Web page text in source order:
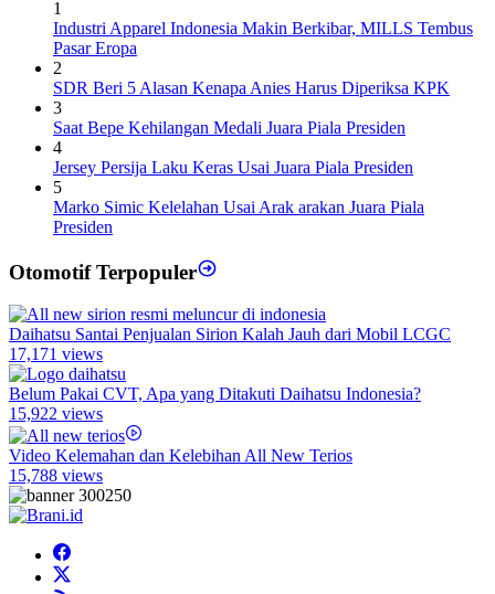
1
Industri Apparel Indonesia Makin Berkibar, MILLS Tembus
Pasar Eropa
2
SDR Beri 5 Alasan Kenapa Anies Harus Diperiksa KPK
3
Saat Bepe Kehilangan Medali Juara Piala Presiden
4
Jersey Persija Laku Keras Usai Juara Piala Presiden
5
Marko Simic Kelelahan Usai Arak arakan Juara Piala
Presiden
Otomotif Terpopuler
Daihatsu Santai Penjualan Sirion Kalah Jauh dari Mobil LCGC
17,171 views
Belum Pakai CVT, Apa yang Ditakuti Daihatsu Indonesia?
15,922 views
Video Kelemahan dan Kelebihan All New Terios
15,788 views